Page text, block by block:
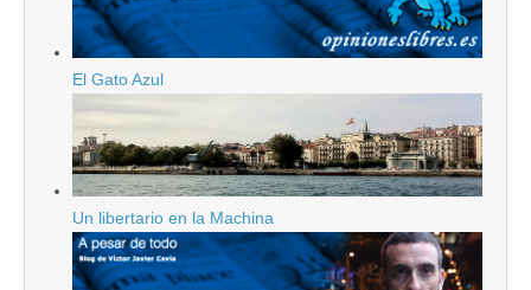
El Gato Azul
Un libertario en la Machina